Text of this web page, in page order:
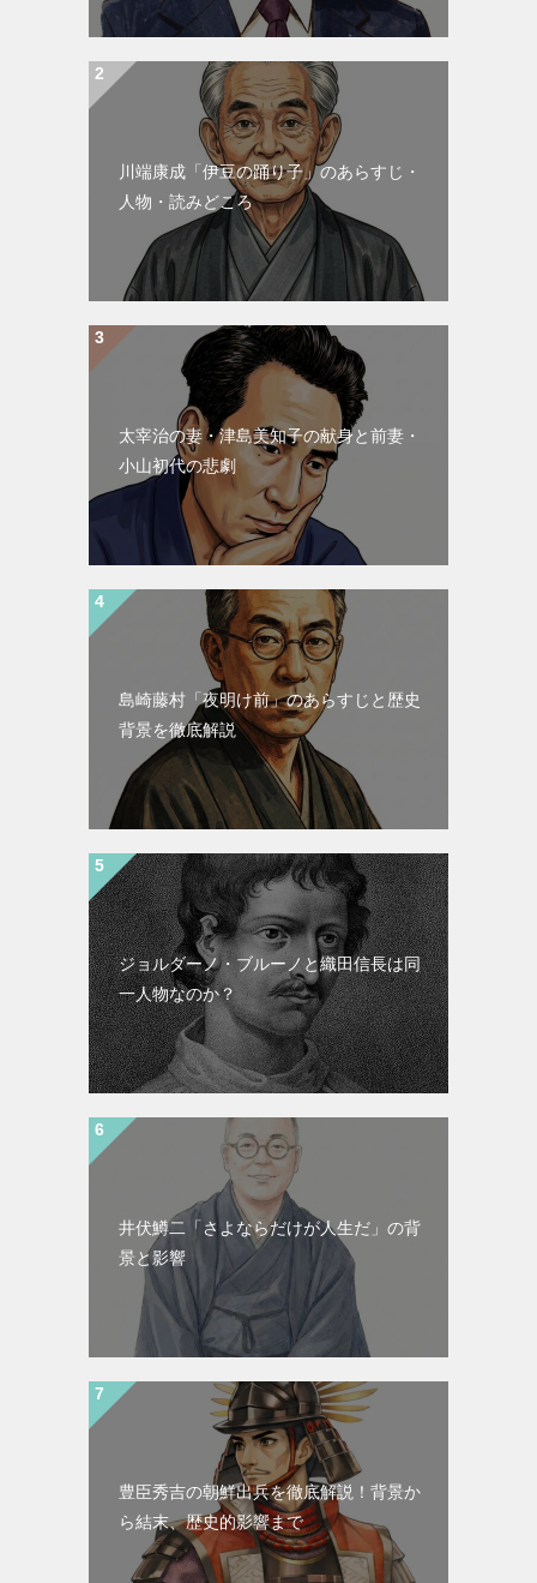
川端康成「伊豆の踊り子」のあらすじ・
人物・読みどころ
太宰治の妻・津島美知子の献身と前妻・
小山初代の悲劇
島崎藤村「夜明け前」のあらすじと歴史
背景を徹底解説
ジョルダーノ・ブルーノと織田信長は同
一人物なのか？
井伏鱒二「さよならだけが人生だ」の背
景と影響
豊臣秀吉の朝鮮出兵を徹底解説！背景か
ら結末、歴史的影響まで